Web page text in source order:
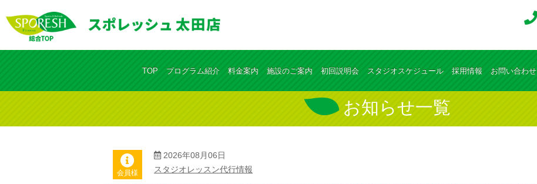
TOP プログラム紹介 料金案内 施設のご案内 初回説明会 スタジオスケジュール 採用情報 お問い合わせ
お知らせ一覧
会員様
2026年08月06日
スタジオレッスン代行情報